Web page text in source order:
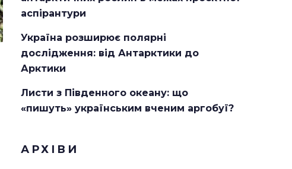
аспірантури
Україна розширює полярні
дослідження: від Антарктики до
Арктики
Листи з Південного океану: що
«пишуть» українським вченим аргобуї?
АРХІВИ